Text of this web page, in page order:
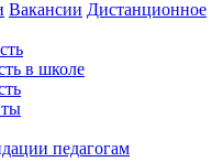
Вакансии Дистанционное
в школе
педагогам